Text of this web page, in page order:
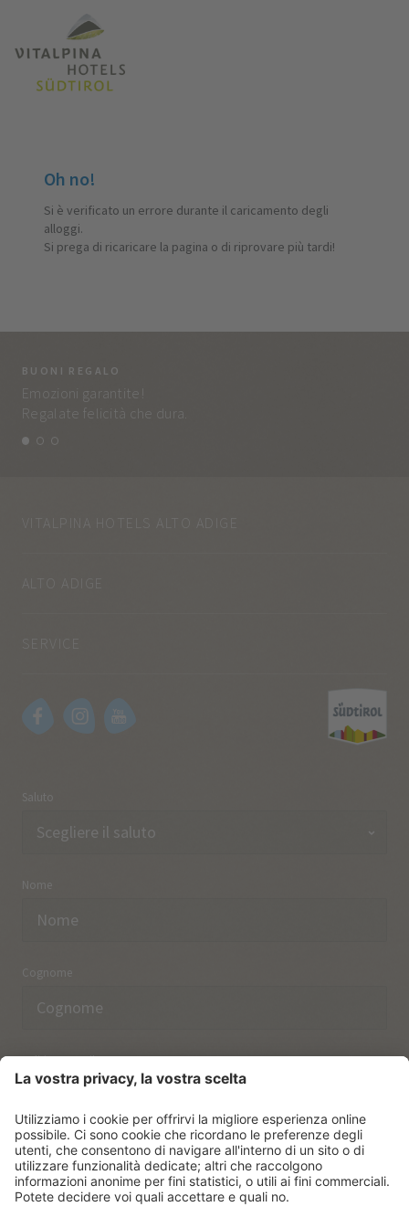
Oh no!
Si è verificato un errore durante il caricamento degli
alloggi.
Si prega di ricaricare la pagina o di riprovare più tardi!
BUONI REGALO
Emozioni garantite!
Regalate felicità che dura.
VITALPINA HOTELS ALTO ADIGE
ALTO ADIGE
Saluto
Nome
Cognome
Indirizzo email
Ho preso nota delle norme sulla protezione dei dati.